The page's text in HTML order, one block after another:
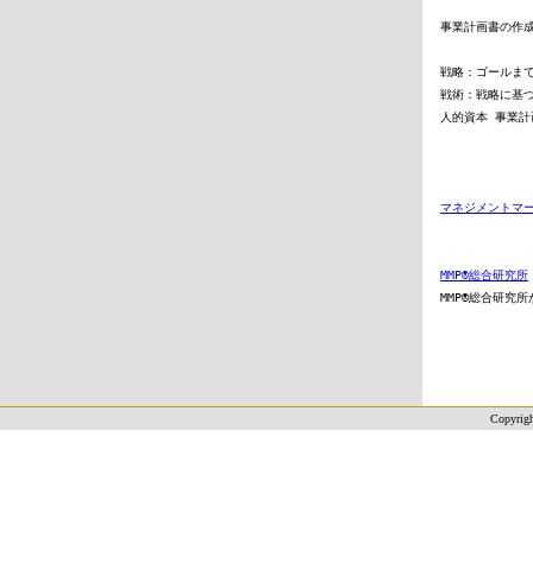
事業計画書の作
戦略：ゴールま
戦術：戦略に基
人的資本 事業計
マネジメントマ
MMP®総合研究所
MMP®総合研究